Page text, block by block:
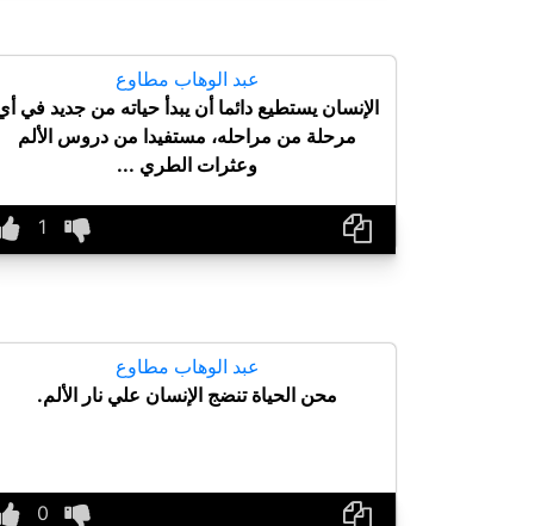
عبد الوهاب مطاوع
الإنسان يستطيع دائما أن يبدأ حياته من جديد في
مرحلة من مراحله، مستفيدا من دروس الألم
وعثرات الطري ...
عبد الوهاب مطاوع
محن الحياة تنضج الإنسان علي نار الألم.